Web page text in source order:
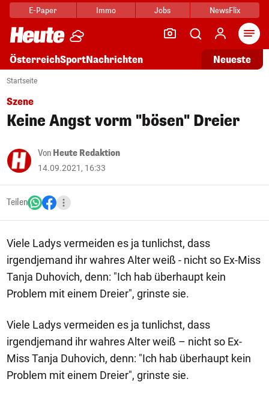
E-Paper Immo Jobs NewsFlix
ÖsterreichSportNachrichten Neueste
Startseite
Szene
Keine Angst vorm "bösen" Dreier
Von Heute Redaktion
14.09.2021, 16:33
Teilen
Viele Ladys vermeiden es ja tunlichst, dass
irgendjemand ihr wahres Alter weiß - nicht so Ex-Miss
Tanja Duhovich, denn: "Ich hab überhaupt kein
Problem mit einem Dreier", grinste sie.
Viele Ladys vermeiden es ja tunlichst, dass
irgendjemand ihr wahres Alter weiß – nicht so Ex-
Miss Tanja Duhovich, denn: "Ich hab überhaupt kein
Problem mit einem Dreier", grinste sie.